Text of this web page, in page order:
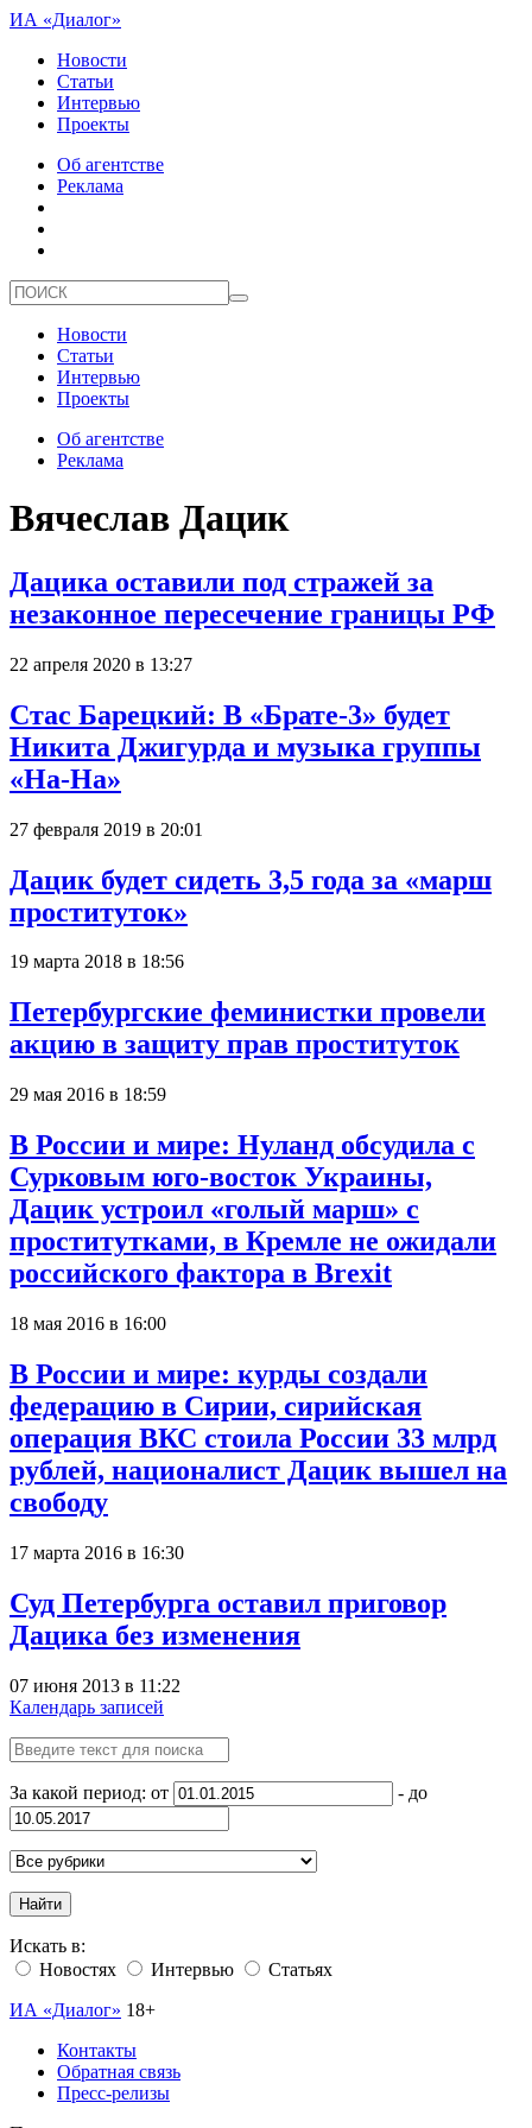
ИА «Диалог»
Новости
Статьи
Интервью
Проекты
Об агентстве
Реклама
Новости
Статьи
Интервью
Проекты
Об агентстве
Реклама
Вячеслав Дацик
Дацика оставили под стражей за
незаконное пересечение границы РФ
22 апреля 2020 в 13:27
Стас Барецкий: В «Брате-3» будет
Никита Джигурда и музыка группы
«На-На»
27 февраля 2019 в 20:01
Дацик будет сидеть 3,5 года за «марш
проституток»
19 марта 2018 в 18:56
Петербургские феминистки провели
акцию в защиту прав проституток
29 мая 2016 в 18:59
В России и мире: Нуланд обсудила с
Сурковым юго-восток Украины,
Дацик устроил «голый марш» с
проститутками, в Кремле не ожидали
российского фактора в Brexit
18 мая 2016 в 16:00
В России и мире: курды создали
федерацию в Сирии, сирийская
операция ВКС стоила России 33 млрд
рублей, националист Дацик вышел на
свободу
17 марта 2016 в 16:30
Суд Петербурга оставил приговор
Дацика без изменения
07 июня 2013 в 11:22
Календарь записей
За какой период: от - до
Найти
Искать в:
Новостях
Интервью
Статьях
ИА «Диалог» 18+
Контакты
Обратная связь
Пресс-релизы